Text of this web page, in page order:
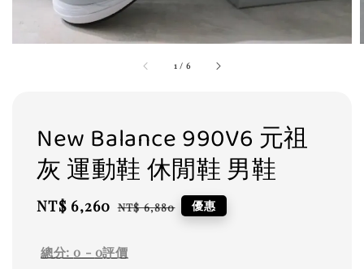
1 / 6
New Balance 990V6 元祖
灰 運動鞋 休閒鞋 男鞋
Sale
NT$ 6,260 Regular
NT$ 6,880 優惠
總分: 0 - 0評價